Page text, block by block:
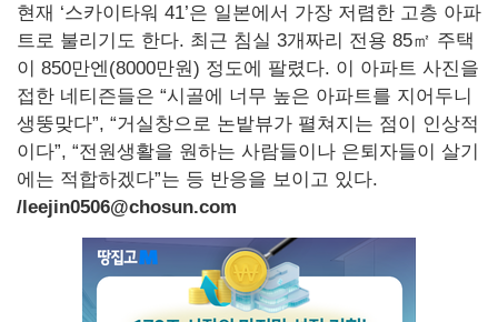
현재 ‘스카이타워 41’은 일본에서 가장 저렴한 고층 아파
트로 불리기도 한다. 최근 침실 3개짜리 전용 85㎡ 주택
이 850만엔(8000만원) 정도에 팔렸다. 이 아파트 사진을
접한 네티즌들은 “시골에 너무 높은 아파트를 지어두니
생뚱맞다”, “거실창으로 논밭뷰가 펼쳐지는 점이 인상적
이다”, “전원생활을 원하는 사람들이나 은퇴자들이 살기
에는 적합하겠다”는 등 반응을 보이고 있다.
/leejin0506@chosun.com